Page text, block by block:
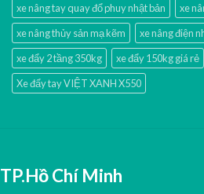
xe nâng tay quay đổ phuy nhật bản
xe
xe nâng thủy sản mạ kẽm
xe nâng điện
xe đẩy 2 tầng 350kg
xe đẩy 150kg giá rẻ
Xe đẩy tay VIỆT XANH X550
TP.Hồ Chí Minh